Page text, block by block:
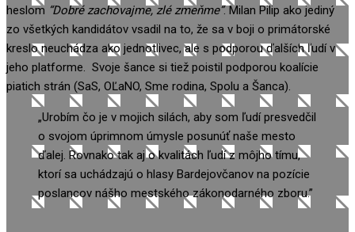
heslom “Dobré zachovajme, zlé zmeňme”. Milan Pilip ako jediný
zo všetkých kandidátov vsadil na to, že sa v boji o primátorské
kreslo neuchádza ako jednotlivec, ale s podporou ďalších ľudí v
jeho platforme. Svoje šance si tiež poistil podporou koalície
piatich strán (SaS, OĽaNO, Sme rodina, Spolu a Šanca).
„Urobím čo je v mojich silách, aby som ľudí presvedčil
o svojom úprimnom úmysle posunúť naše mesto
ďalej. Rovnako tak aj o kvalitách ľudí z môjho tímu,
ktorí sa uchádzajú o hlasy Bardejovčanov na pozície
poslancov nášho mestského zákonodarného zboru.”